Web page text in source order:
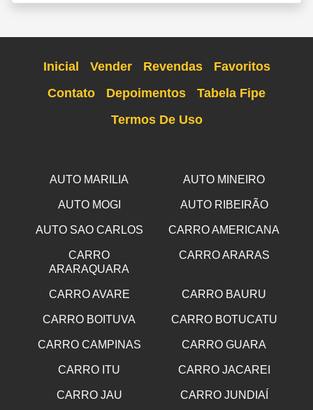
Inicial Vender Revendas
Favoritos
Contato
Depoimentos
Tabela Fipe
Termos De Uso
AUTO MARILIA AUTO MINEIRO
AUTO MOGI AUTO RIBEIRÃO
AUTO SAO CARLOS CARRO AMERICANA
CARRO
ARARAQUARA
CARRO ARARAS
CARRO AVARE CARRO BAURU
CARRO BOITUVA CARRO BOTUCATU
CARRO CAMPINAS CARRO GUARA
CARRO ITU CARRO JACAREI
CARRO JAU CARRO JUNDIAÍ